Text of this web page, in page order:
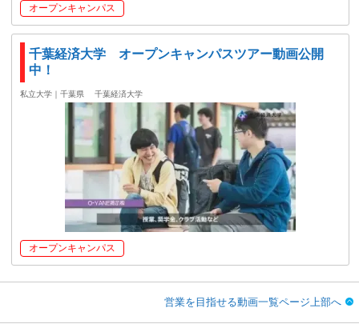
オープンキャンパス
千葉経済大学 オープンキャンパスツアー動画公開
中！
私立大学｜千葉県 千葉経済大学
オープンキャンパス
営業を目指せる動画一覧ページ上部へ